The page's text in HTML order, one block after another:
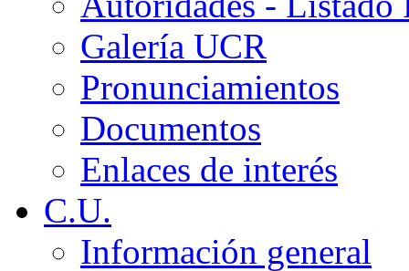
Galería UCR
Pronunciamientos
Documentos
Enlaces de interés
C.U.
Información general